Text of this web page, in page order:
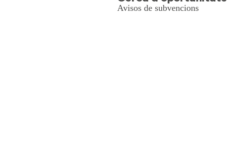
Avisos de subvencions